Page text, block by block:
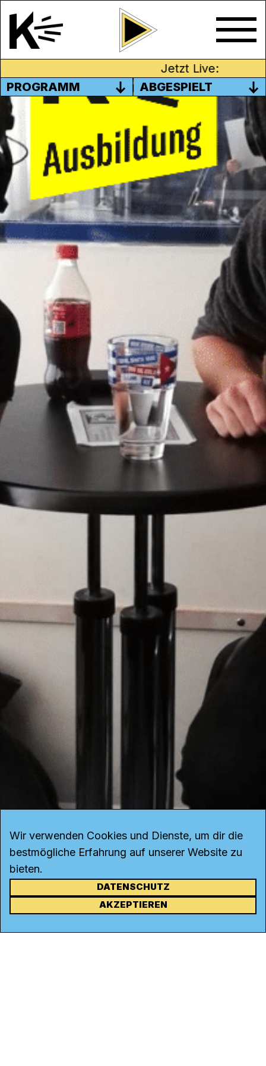
Jetzt Live:
PROGRAMM
ABGESPIELT
EIN JAHR PROZESSOR – DER
VORSTAND ZIEHT BILANZ
Seit Mitte Juni sind die Ateliers und
Werkstätten desProzessors Aarauwieder
geöffnet. In einer stündigen Talkrunde
verraten die beiden Vorstandsmitglieder
Max Hufschmid und Fabienne Luder, wie es
hinter den Kulissen des Prozessors zu und
her geht. Sie erläutern die Idee hinter dem
Projekt und wie es ihnen gelungen ist,
genügend Geld zu sammeln, um sie
umsetzen zu können. Ausserdem zeigen sie
auf, wie der Corona-Lockdown den Verein
betroffen hat und wie das Schutzkonzept
aussieht, das sie für die Werkstätten und
Ateliers ausgearbeitet haben. Zuständig für
die Koordination der Helfenden und selber
oft vor Ort an der Erlinsbacherstrasse
wissen Max Hufschmid und Fabienne
Luder, welche Art von DIY-Projekt sich
umsetzen lässt und was es sonst bei der
Mitbenutzung zu beachten gilt.
KONTAKT
Rohrerstrasse 20
Wir verwenden Cookies und Dienste, um dir die
bestmögliche Erfahrung auf unserer Website zu
bieten.
DATENSCHUTZ
AKZEPTIEREN